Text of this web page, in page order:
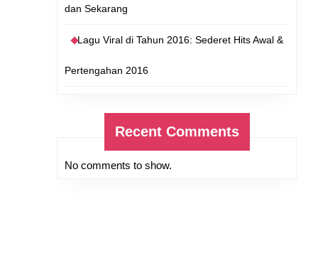
dan Sekarang
Lagu Viral di Tahun 2016: Sederet Hits Awal &
Pertengahan 2016
Recent Comments
No comments to show.